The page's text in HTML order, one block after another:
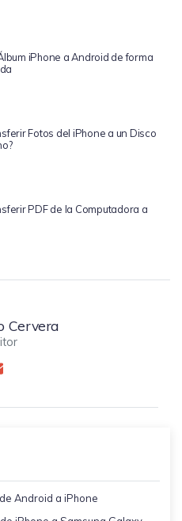
iPhone a Android de forma
Fotos del iPhone a un Disco
PDF de la Computadora a
Cervera
Android a iPhone